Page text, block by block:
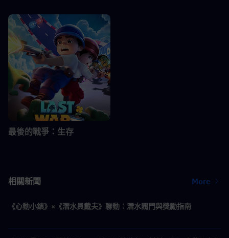
最後的戰爭：生存
相關新聞 More
《心動小鎮》×《潛水員戴夫》聯動：潛水閥門與獎勵指南